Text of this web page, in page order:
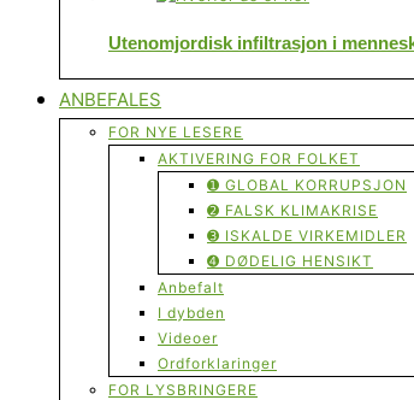
Utenomjordisk infiltrasjon i
ANBEFALES
FOR NYE LESERE
AKTIVERING FOR FOLKET
➊ GLOBAL KORRUPSJON
➋ FALSK KLIMAKRISE
➌ ISKALDE VIRKEMIDLER
➍ DØDELIG HENSIKT
Anbefalt
I dybden
Videoer
Ordforklaringer
FOR LYSBRINGERE